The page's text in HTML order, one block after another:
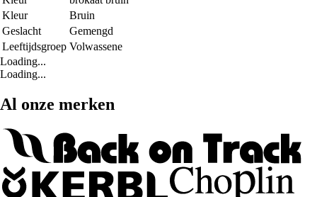
Kleur
Bruin
Geslacht
Gemengd
Leeftijdsgroep Volwassene
Loading...
Loading...
Al onze merken